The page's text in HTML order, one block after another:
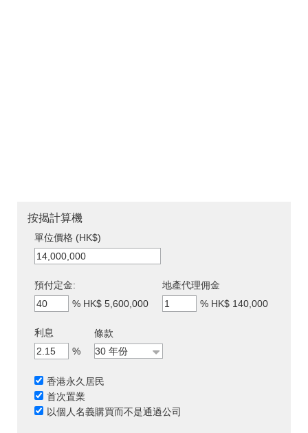
按揭計算機
單位價格 (HK$)
預付定金:
% HK$ 5,600,000
地產代理佣金
% HK$ 140,000
利息
%
條款
香港永久居民
首次置業
以個人名義購買而不是通過公司